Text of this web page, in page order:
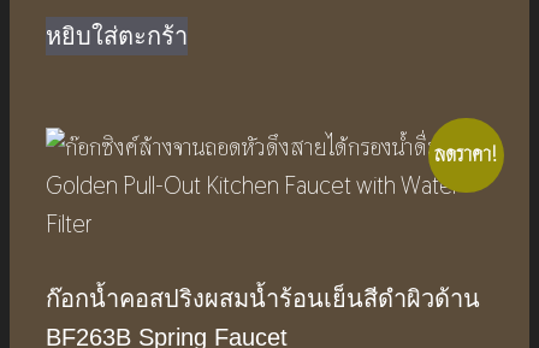
was:
฿3,450.00.
หยิบใส่ตะกร้า
ลดราคา!
ก๊อกน้ำคอสปริงผสมน้ำร้อนเย็นสีดำผิวด้าน
BF263B Spring Faucet